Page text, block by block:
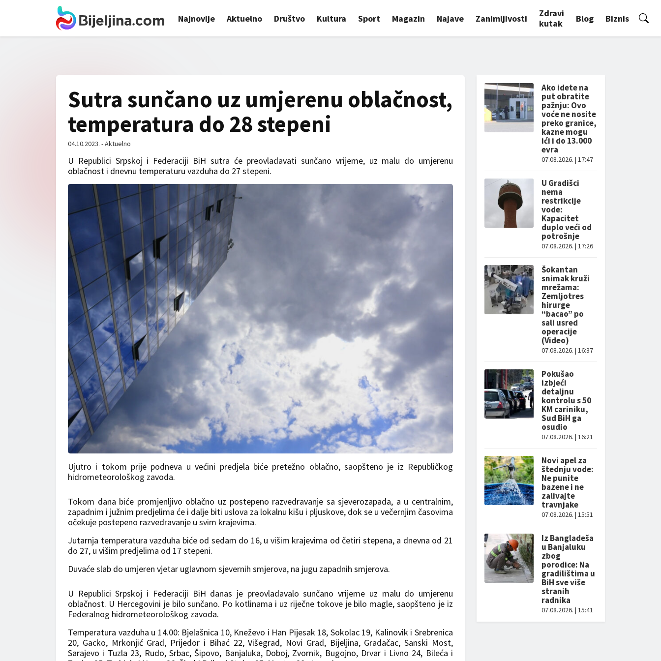
Najnovije Aktuelno Društvo Kultura Sport Magazin Najave Zanimljivosti
Zdravi
kutak
Blog Biznis
Sutra sunčano uz umjerenu oblačnost,
temperatura do 28 stepeni
04.10.2023. - Aktuelno
U Republici Srpskoj i Federaciji BiH sutra će preovladavati sunčano vrijeme, uz malu do umjerenu
oblačnost i dnevnu temperaturu vazduha do 27 stepeni.
Ujutro i tokom prije podneva u većini predjela biće pretežno oblačno, saopšteno je iz Republičkog
hidrometeorološkog zavoda.
Tokom dana biće promjenljivo oblačno uz postepeno razvedravanje sa sjeverozapada, a u centralnim,
zapadnim i južnim predjelima će i dalje biti uslova za lokalnu kišu i pljuskove, dok se u večernjim časovima
očekuje postepeno razvedravanje u svim krajevima.
Jutarnja temperatura vazduha biće od sedam do 16, u višim krajevima od četiri stepena, a dnevna od 21
do 27, u višim predjelima od 17 stepeni.
Duvaće slab do umjeren vjetar uglavnom sjevernih smjerova, na jugu zapadnih smjerova.
U Republici Srpskoj i Federaciji BiH danas je preovladavalo sunčano vrijeme uz malu do umjerenu
oblačnost. U Hercegovini je bilo sunčano. Po kotlinama i uz riječne tokove je bilo magle, saopšteno je iz
Federalnog hidrometeorološkog zavoda.
Temperatura vazduha u 14.00: Bjelašnica 10, Kneževo i Han Pijesak 18, Sokolac 19, Kalinovik i Srebrenica
20, Gacko, Mrkonjić Grad, Prijedor i Bihać 22, Višegrad, Novi Grad, Bijeljina, Gradačac, Sanski Most,
Sarajevo i Tuzla 23, Rudo, Srbac, Šipovo, Banjaluka, Doboj, Zvornik, Bugojno, Drvar i Livno 24, Bileća i
Ako idete na
put obratite
pažnju: Ovo
voće ne nosite
preko granice,
kazne mogu
ići i do 13.000
evra
07.08.2026. | 17:47
U Gradišci
nema
restrikcije
vode:
Kapacitet
duplo veći od
potrošnje
07.08.2026. | 17:26
Šokantan
snimak kruži
mrežama:
Zemljotres
hirurge
“bacao” po
sali usred
operacije
(Video)
07.08.2026. | 16:37
Pokušao
izbjeći
detaljnu
kontrolu s 50
KM cariniku,
Sud BiH ga
osudio
07.08.2026. | 16:21
Novi apel za
štednju vode:
Ne punite
bazene i ne
zalivajte
travnjake
07.08.2026. | 15:51
Iz Bangladeša
u Banjaluku
zbog
porodice: Na
gradilištima u
BiH sve više
stranih
radnika
07.08.2026. | 15:41